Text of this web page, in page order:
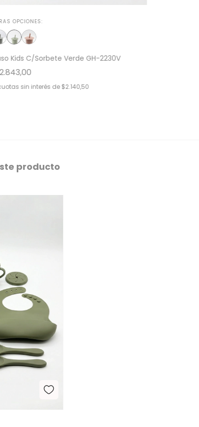
OPCIONES:
Kids C/Sorbete Verde GH-2230V
sin interés de$2.140,50
producto